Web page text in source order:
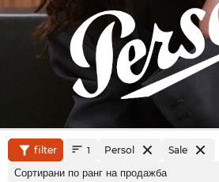
filter 1 Persol Sale